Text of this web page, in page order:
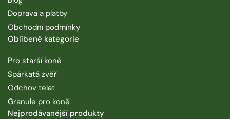
Doprava a platby
Obchodní podmínky
Oblíbené kategorie
Pro starší koně
Spárkatá zvěř
Odchov telat
Granule pro koně
Nejprodávanější produkty